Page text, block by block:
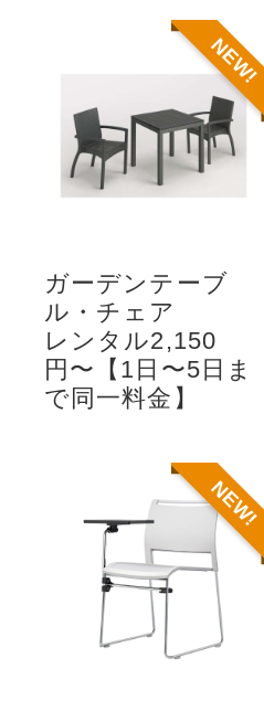
ガーデンテーブ
ル・チェア
レンタル2,150
円〜【1日〜5日ま
で同一料金】
NEW!
NEW!